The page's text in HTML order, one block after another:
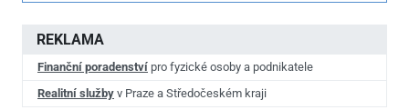
REKLAMA
Finanční poradenství pro fyzické osoby a podnikatele
Realitní služby v Praze a Středočeském kraji